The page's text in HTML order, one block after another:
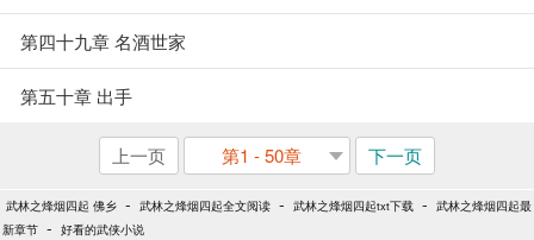
第四十九章 名酒世家
第五十章 出手
上一页 第1 - 50章 下一页
武林之烽烟四起 佛乡 - 武林之烽烟四起全文阅读 - 武林之烽烟四起txt下载 - 武林之烽烟四起最
新章节 - 好看的武侠小说